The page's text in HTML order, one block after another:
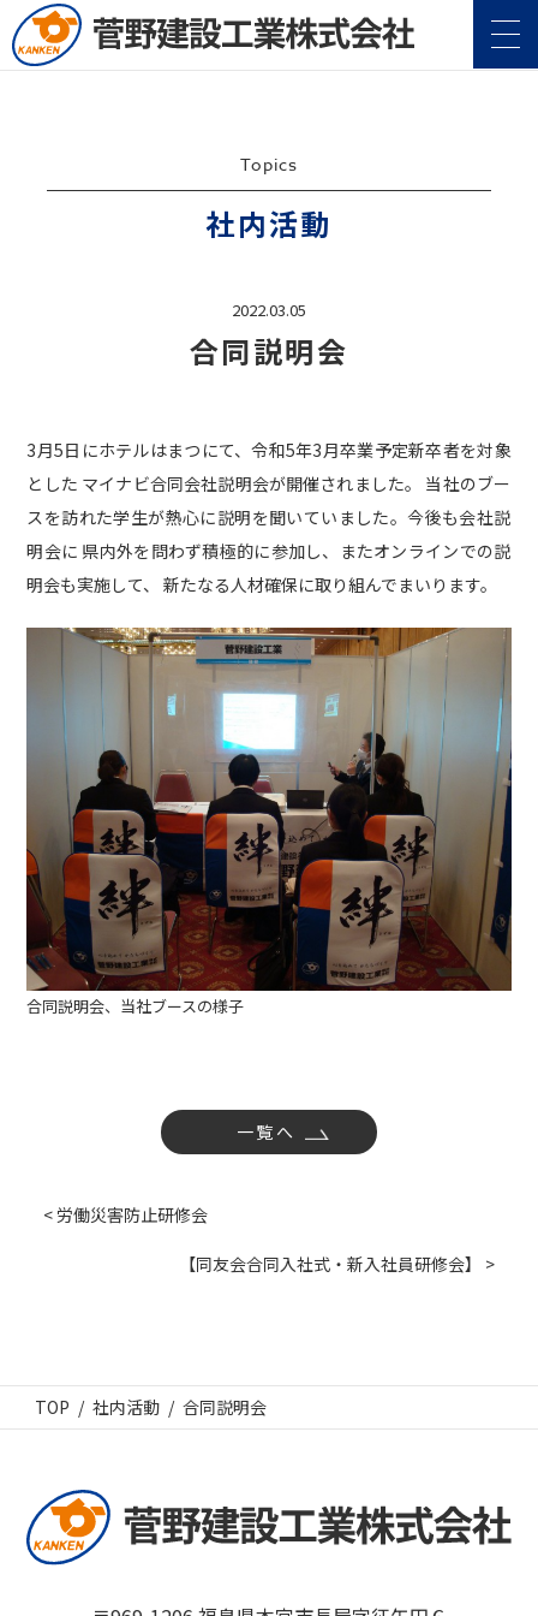
事業案内
CSR 地域・社会貢献
Topics 社内活動
お知らせ 広報誌 最新技術の革新
関連リンク プライバシーポリシー
Topics
社内活動
2022.03.05
合同説明会
3月5日にホテルはまつにて、令和5年3月卒業予定新卒者を対象
とした マイナビ合同会社説明会が開催されました。 当社のブー
スを訪れた学生が熱心に説明を聞いていました。今後も会社説
明会に 県内外を問わず積極的に参加し、またオンラインでの説
明会も実施して、 新たなる人材確保に取り組んでまいります。
合同説明会、当社ブースの様子
一覧へ
< 労働災害防止研修会
【同友会合同入社式・新入社員研修会】 >
TOP 社内活動 合同説明会